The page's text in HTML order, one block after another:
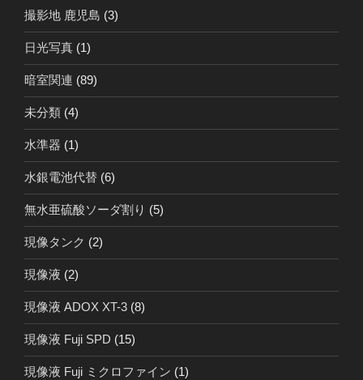
撮影地 鹿児島 (3)
日光写真 (1)
暗室関連 (89)
未分類 (4)
水準器 (1)
水銀電池代替 (6)
無水亜硫酸ソーダ割り (5)
現像タンク (2)
現像液 (2)
現像液 ADOX XT-3 (8)
現像液 Fuji SPD (15)
現像液 Fuji ミクロファイン (1)